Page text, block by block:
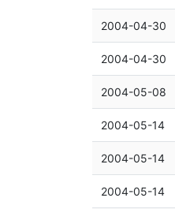
2004-04-30
2004-04-30
2004-05-08
2004-05-14
2004-05-14
2004-05-14